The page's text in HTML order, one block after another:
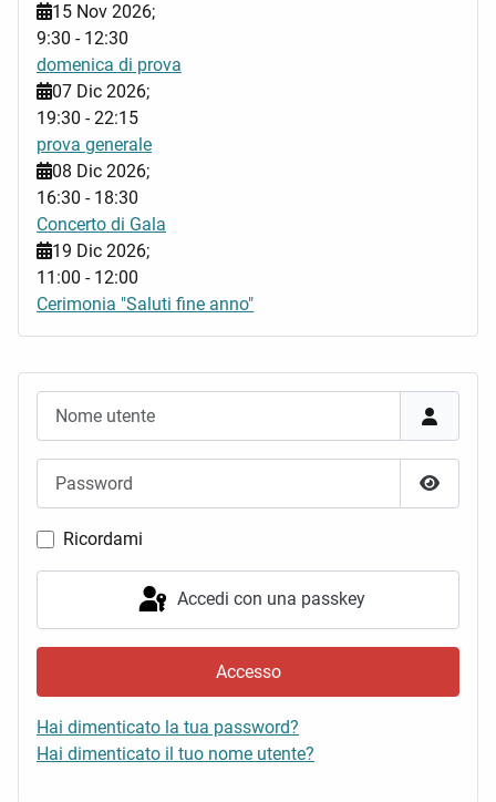
Mostra
Ricordami
Accedi con una passkey
Accesso
Hai dimenticato la tua password?
Hai dimenticato il tuo nome utente?
15 Nov 2026;
9:30 - 12:30
domenica di prova
07 Dic 2026;
19:30 -22:15
prova generale
08 Dic 2026;
16:30 - 18:30
Concerto di Gala
19 Dic 2026;
11:00 - 12:00
Cerimonia "Saluti fine anno"